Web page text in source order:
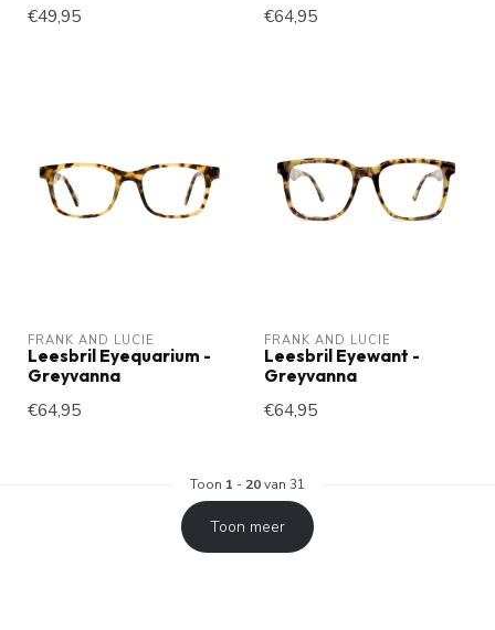
€49,95 €64,95
FRANK AND LUCIE
Leesbril Eyequarium -
Greyvanna
€64,95
FRANK AND LUCIE
Leesbril Eyewant -
Greyvanna
€64,95
Toon 1 - 20van 31
Toon meer